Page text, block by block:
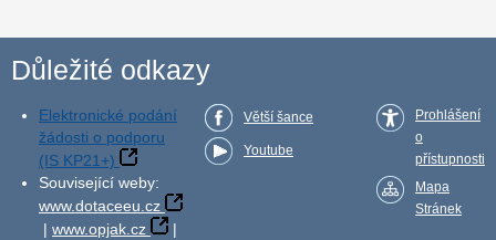
Důležité odkazy
Elektronické podání
žádosti o podporu
(IS KP21+)
Související weby:
www.dotaceeu.cz
| www.opjak.cz
|
Větší šance
Youtube
Prohlášení
o
přístupnosti
Mapa
Stránek